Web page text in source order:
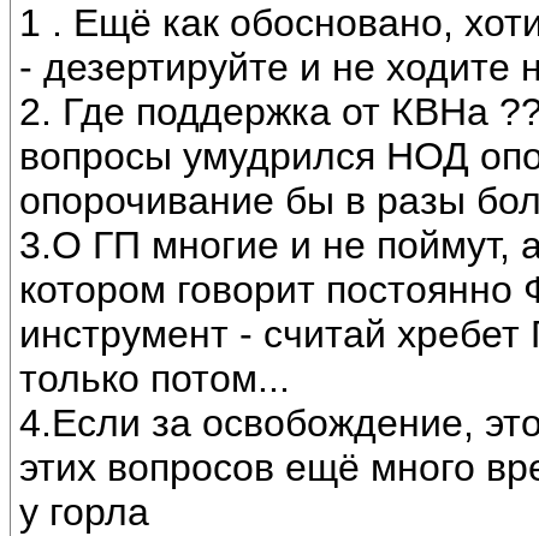
1 . Ещё как обосновано,
- дезертируйте и не ходите
2. Где поддержка от КВНа
вопросы умудрился НОД
опорочивание бы в разы
3.О ГП многие и не поймут,
котором говорит
инструмент - считай
только потом...
4.Если за освобождение,
этих вопросов ещё много
у горла